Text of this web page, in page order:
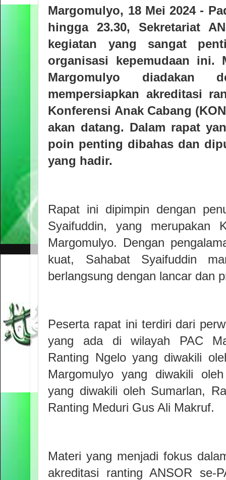
Margomulyo, 18 Mei 2024 -
hingga 23.30, Sekretariat
kegiatan yang sangat
organisasi kepemudaan ini.
Margomulyo diadakan
mempersiapkan akreditasi
Konferensi Anak Cabang
akan datang. Dalam rapat
poin penting dibahas dan
yang hadir.
Rapat ini dipimpin dengan
Syaifuddin, yang merupakan
Margomulyo. Dengan
kuat, Sahabat Syaifuddin
berlangsung dengan lancar dan
Peserta rapat ini terdiri dari
yang ada di wilayah PAC
Ranting Ngelo yang diwakili
Margomulyo yang diwakili
yang diwakili oleh Sumarlan,
Ranting Meduri Gus Ali Makruf.
Materi yang menjadi fokus
akreditasi ranting ANSOR se-